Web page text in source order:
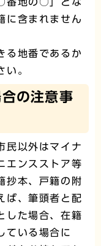
に含まれません
る地番であるか
い。
の注意事
民以外はマイナ
エンスストア等
抄本、戸籍の附
ば、筆頭者と配
した場合、在籍
ている場合に